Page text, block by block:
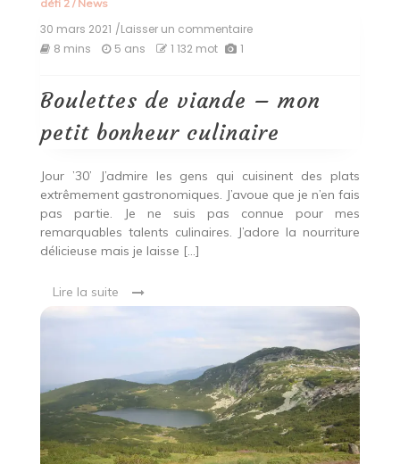
défi 2/ News
30 mars 2021 /Laisser un commentaireon
mon
petit
bonheur
8 mins 5 ans 1 132 mot 1
Boulettes de viande – mon
petit bonheur culinaire
Jour ’30’ J’admire les gens qui cuisinent des plats
extrêmement gastronomiques. J’avoue que je n’en fais
pas partie. Je ne suis pas connue pour mes
remarquables talents culinaires. J’adore la nourriture
délicieuse mais je laisse […]
Lire la suite